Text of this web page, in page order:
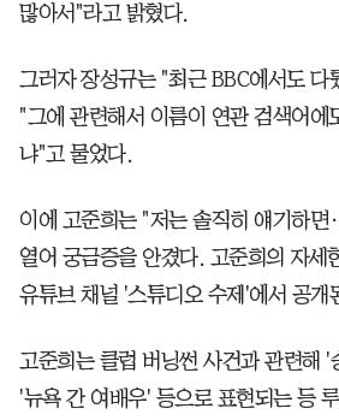
많아서"라고 밝혔다.
그러자 장성규는 "최근 BBC에서도 다
"그에 관련해서 이름이 연관 검색어에
냐"고 물었다.
이에 고준희는 "저는 솔직히 얘기하면
열어 궁금증을 안겼다. 고준희의 자세
유튜브 채널 '스튜디오 수제'에서 공개
고준희는 클럽 버닝썬 사건과 관련해 '
'뉴욕 간 여배우' 등으로 표현되는 등